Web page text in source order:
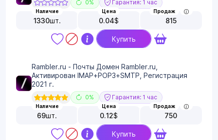
0% Гарантия: 1 час
Наличие
1330шт.
Цена
0.04$
Продаж
815
Купить
Rambler.ru - Почты Домен Rambler.ru,
Активирован IMAP+POP3+SMTP, Регистрация
2021 г.
0% Гарантия: 1 час
Наличие
69шт.
Цена
0.12$
Продаж
750
Купить